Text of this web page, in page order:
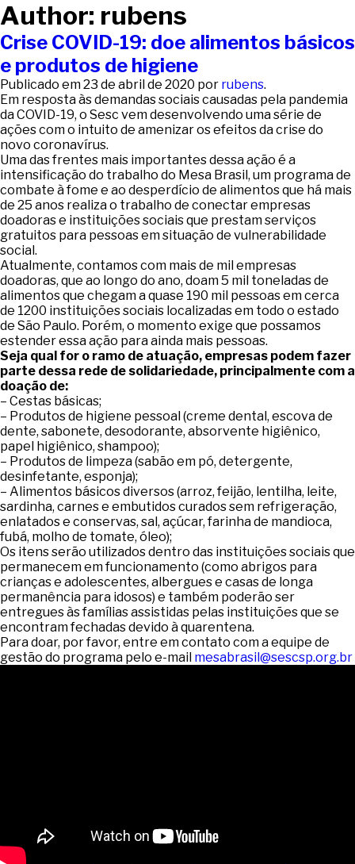
Author: rubens
Crise COVID-19: doe alimentos básicos
e produtos de higiene
Publicado em23 de abril de 2020 por rubens.
Em resposta às demandas sociais causadas pela pandemia
da COVID-19, o Sesc vem desenvolvendo uma série de
ações com o intuito de amenizar os efeitos da crise do
novo coronavírus.
Uma das frentes mais importantes dessa ação é a
intensificação do trabalho do Mesa Brasil, um programa de
combate à fome e ao desperdício de alimentos que há mais
de 25 anos realiza o trabalho de conectar empresas
doadoras e instituições sociais que prestam serviços
gratuitos para pessoas em situação de vulnerabilidade
social.
Atualmente, contamos com mais de mil empresas
doadoras, que ao longo do ano, doam 5 mil toneladas de
alimentos que chegam a quase 190 mil pessoas em cerca
de 1200 instituições sociais localizadas em todo o estado
de São Paulo. Porém, o momento exige que possamos
estender essa ação para ainda mais pessoas.
Seja qual for o ramo de atuação, empresas podem fazer
parte dessa rede de solidariedade, principalmente com a
doação de:
– Cestas básicas;
– Produtos de higiene pessoal (creme dental, escova de
dente, sabonete, desodorante, absorvente higiênico,
papel higiênico, shampoo);
– Produtos de limpeza (sabão em pó, detergente,
desinfetante, esponja);
– Alimentos básicos diversos (arroz, feijão, lentilha, leite,
sardinha, carnes e embutidos curados sem refrigeração,
enlatados e conservas, sal, açúcar, farinha de mandioca,
fubá, molho de tomate, óleo);
Os itens serão utilizados dentro das instituições sociais que
permanecem em funcionamento (como abrigos para
crianças e adolescentes, albergues e casas de longa
permanência para idosos) e também poderão ser
entregues às famílias assistidas pelas instituições que se
encontram fechadas devido à quarentena.
Para doar, por favor, entre em contato com a equipe de
gestão do programa pelo e-mail mesabrasil@sescsp.org.br